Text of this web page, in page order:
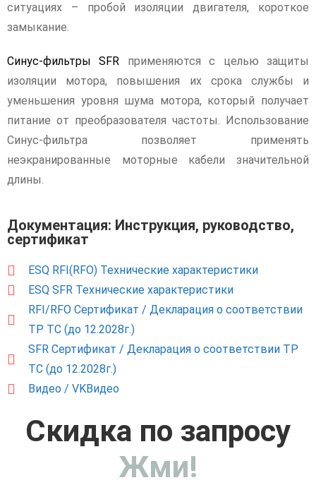
ситуациях – пробой изоляции двигателя, короткое
замыкание.
Синус-фильтры SFR применяются с целью защиты
изоляции мотора, повышения их срока службы и
уменьшения уровня шума мотора, который получает
питание от преобразователя частоты. Использование
Синус-фильтра позволяет применять
неэкранированные моторные кабели значительной
длины.
Документация: Инструкция, руководство,
сертификат
ESQ RFI(RFO) Технические характеристики
ESQ SFR Технические характеристики
RFI/RFO Сертификат / Декларация о соответствии
ТР ТС (до 12.2028г.)
SFR Сертификат / Декларация о соответствии ТР
ТС (до 12.2028г.)
Видео / VKВидео
Скидка по запросу
Жми!